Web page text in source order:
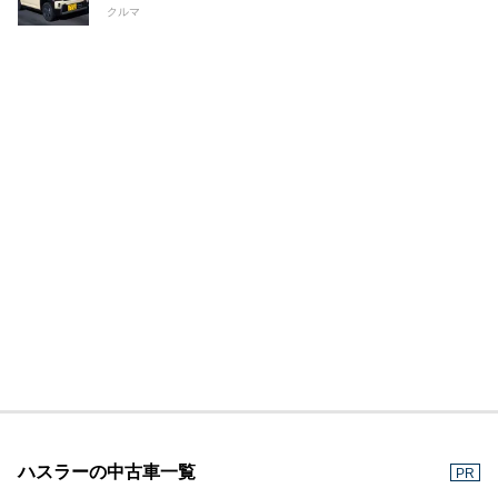
クルマ
ハスラーの中古車一覧 PR